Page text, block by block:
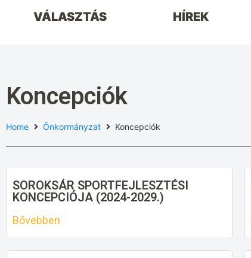
VÁLASZTÁS HÍREK
Koncepciók
Home Önkormányzat Koncepciók
SOROKSÁR SPORTFEJLESZTÉSI
KONCEPCIÓJA (2024-2029.)
Bővebben